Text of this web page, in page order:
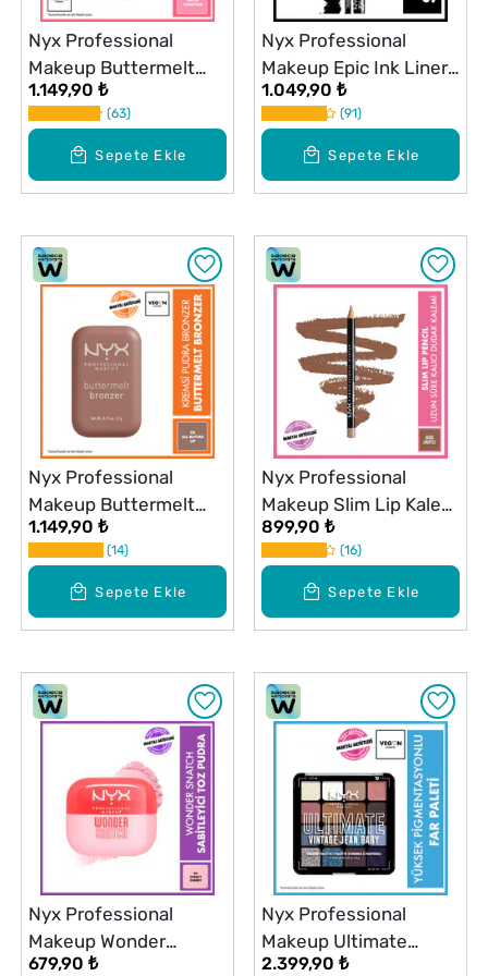
Sepete Ekle
Nyx Professional
Makeup Buttermelt
Blush Kremsi Pudra
Allık 02 Butta Together
1.149,90 ₺
63
Sepete Ekle
Nyx Professional
Makeup Epic Ink Liner
Siyah
1.049,90 ₺
91
Sepete Ekle
Nyx Professional
Makeup Buttermelt
Bronzer 02 All Buttad
Up
1.149,90 ₺
14
Sepete Ekle
Nyx Professional
Makeup Slim Lip Kalem
Nude Truffle
899,90 ₺
16
Nyx Professional
Makeup Wonder
Snatch Sabitleyici
679,90 ₺
Nyx Professional
Makeup Ultimate
Shadow Palette
2.399,90 ₺